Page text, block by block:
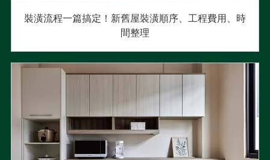
裝潢流程一篇搞定！新舊屋裝潢順序、工程費用、時
間整理